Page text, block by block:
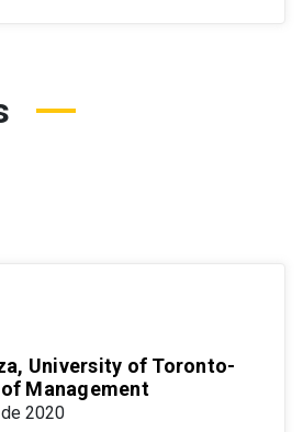
University of Toronto-
Management
2020